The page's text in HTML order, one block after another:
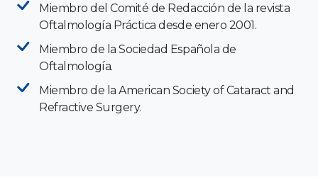
Miembro del Comité de Redacción de la revista
Oftalmología Práctica desde enero 2001.
Miembro de la Sociedad Española de
Oftalmología.
Miembro de la American Society of Cataract and
Refractive Surgery.